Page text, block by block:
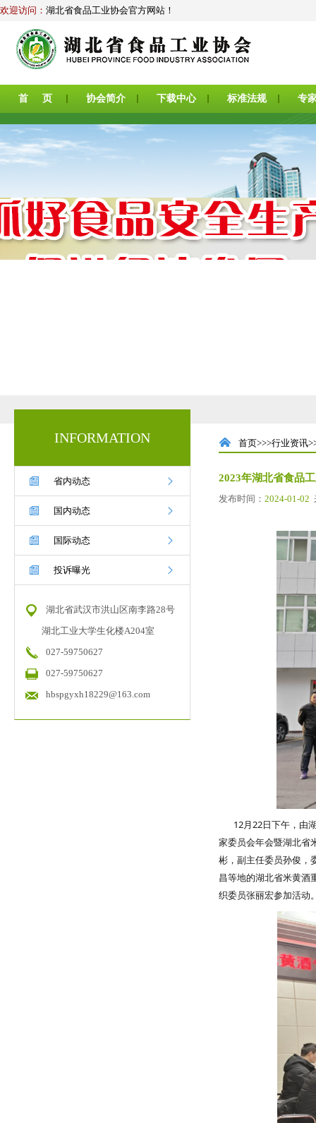
欢迎访问： 湖北省食品工业协会官方网站！
首 页 协会简介 下载中心 标准法规 专
INFORMATION
 省内动态 
 国内动态 
 国际动态 
 投诉曝光 
湖北省武汉市洪山区南李路28号
湖北工业大学生化楼A204室
027-59750627
027-59750627
hbspgyxh18229@163.com
 首页>>>行业资讯
2023年湖北省食品
发布时间： 2024-01-02
12月22日下午，由湖
家委员会年会暨湖北省
彬，副主任委员孙俊，
昌等地的湖北省米黄酒
织委员张丽宏参加活动